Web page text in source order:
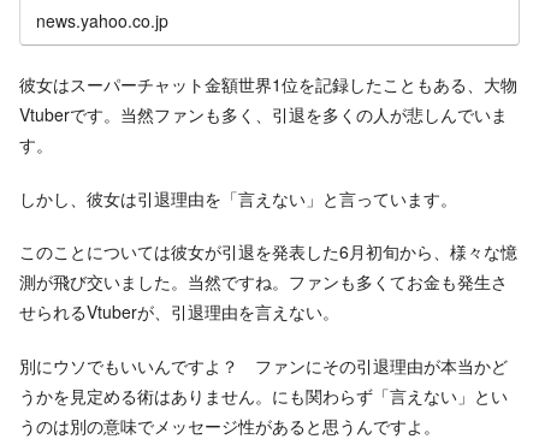
news.yahoo.co.jp
彼女はスーパーチャット金額世界1位を記録したこともある、大物
Vtuberです。当然ファンも多く、引退を多くの人が悲しんでいま
す。
しかし、彼女は引退理由を「言えない」と言っています。
このことについては彼女が引退を発表した6月初旬から、様々な憶
測が飛び交いました。当然ですね。ファンも多くてお金も発生さ
せられるVtuberが、引退理由を言えない。
別にウソでもいいんですよ？ ファンにその引退理由が本当かど
うかを見定める術はありません。にも関わらず「言えない」とい
うのは別の意味でメッセージ性があると思うんですよ。